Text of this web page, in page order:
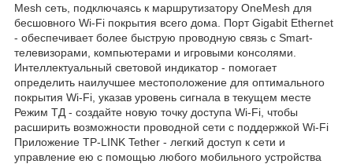
Mesh сеть, подключаясь к маршрутизатору OneMesh для
бесшовного Wi-Fi покрытия всего дома. Порт Gigabit Ethernet
- обеспечивает более быструю проводную связь с Smart-
телевизорами, компьютерами и игровыми консолями.
Интеллектуальный световой индикатор - помогает
определить наилучшее местоположение для оптимального
покрытия Wi-Fi, указав уровень сигнала в текущем месте
Режим ТД - создайте новую точку доступа Wi-Fi, чтобы
расширить возможности проводной сети с поддержкой Wi-Fi
Приложение TP-LINK Tether - легкий доступ к сети и
управление ею с помощью любого мобильного устройства